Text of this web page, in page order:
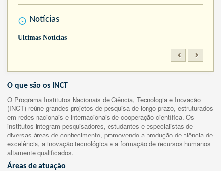
Notícias
Últimas Notícias
O que são os INCT
O Programa Institutos Nacionais de Ciência, Tecnologia e Inovação
(INCT) reúne grandes projetos de pesquisa de longo prazo, estruturados
em redes nacionais e internacionais de cooperação científica. Os
institutos integram pesquisadores, estudantes e especialistas de
diversas áreas de conhecimento, promovendo a produção de ciência de
excelência, a inovação tecnológica e a formação de recursos humanos
altamente qualificados.
Áreas de atuação